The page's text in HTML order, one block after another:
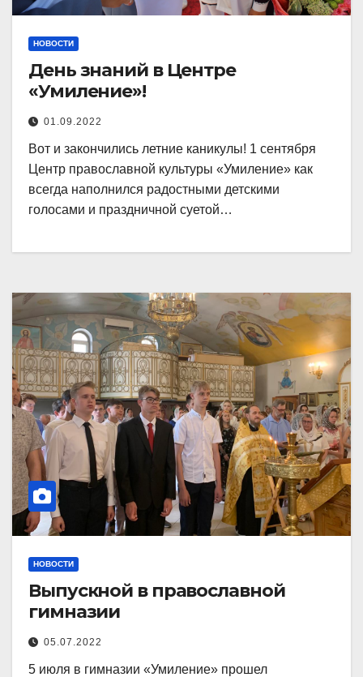
НОВОСТИ
День знаний в Центре
«Умиление»!
01.09.2022
Вот и закончились летние каникулы! 1 сентября
Центр православной культуры «Умиление» как
всегда наполнился радостными детскими
голосами и праздничной суетой…
НОВОСТИ
Выпускной в православной
гимназии
05.07.2022
5 июля в гимназии «Умиление» прошел